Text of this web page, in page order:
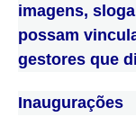
imagens,
possam
gestores que
Inaugurações